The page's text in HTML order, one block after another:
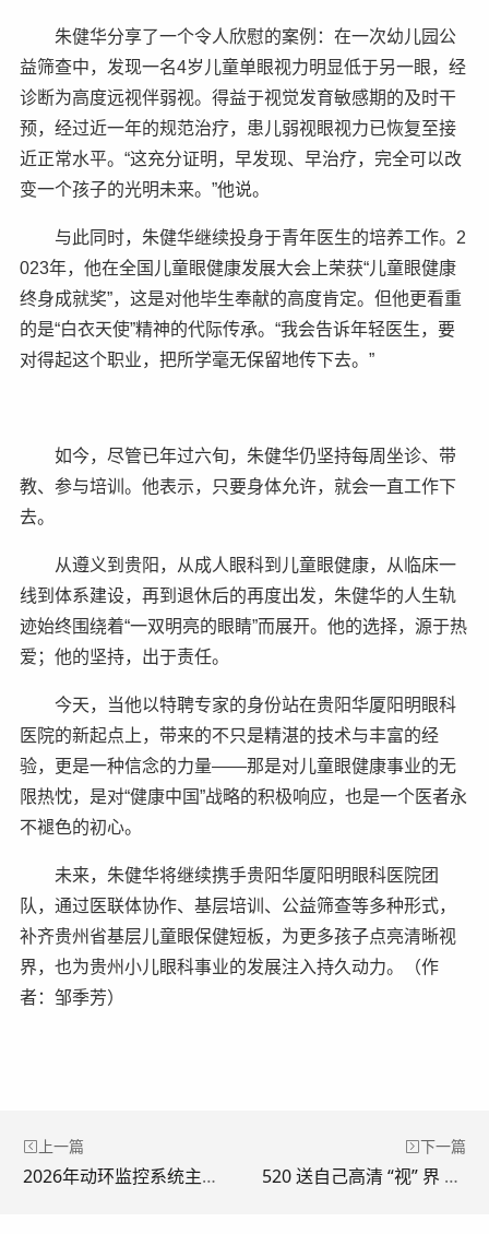
朱健华分享了一个令人欣慰的案例：在一次幼儿园公
益筛查中，发现一名4岁儿童单眼视力明显低于另一眼，经
诊断为高度远视伴弱视。得益于视觉发育敏感期的及时干
预，经过近一年的规范治疗，患儿弱视眼视力已恢复至接
近正常水平。“这充分证明，早发现、早治疗，完全可以改
变一个孩子的光明未来。”他说。
与此同时，朱健华继续投身于青年医生的培养工作。2
023年，他在全国儿童眼健康发展大会上荣获“儿童眼健康
终身成就奖”，这是对他毕生奉献的高度肯定。但他更看重
的是“白衣天使”精神的代际传承。“我会告诉年轻医生，要
对得起这个职业，把所学毫无保留地传下去。”
如今，尽管已年过六旬，朱健华仍坚持每周坐诊、带
教、参与培训。他表示，只要身体允许，就会一直工作下
去。
从遵义到贵阳，从成人眼科到儿童眼健康，从临床一
线到体系建设，再到退休后的再度出发，朱健华的人生轨
迹始终围绕着“一双明亮的眼睛”而展开。他的选择，源于热
爱；他的坚持，出于责任。
今天，当他以特聘专家的身份站在贵阳华厦阳明眼科
医院的新起点上，带来的不只是精湛的技术与丰富的经
验，更是一种信念的力量——那是对儿童眼健康事业的无
限热忱，是对“健康中国”战略的积极响应，也是一个医者永
不褪色的初心。
未来，朱健华将继续携手贵阳华厦阳明眼科医院团
队，通过医联体协作、基层培训、公益筛查等多种形式，
补齐贵州省基层儿童眼保健短板，为更多孩子点亮清晰视
界，也为贵州小儿眼科事业的发展注入持久动力。（作
者：邹季芳）
上一篇
2026年动环监控系统主流厂商详细介绍
下一篇
520 送自己高清 “视” 界 贵阳华厦阳明眼科医院开展 EVO+ICL（V5）晶体植入术